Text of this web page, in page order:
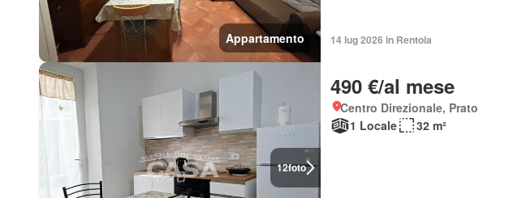
Appartamento 14 lug 2026 in Rentola
12foto
490 €/al mese
Centro Direzionale, Prato
1 Locale
32 m²